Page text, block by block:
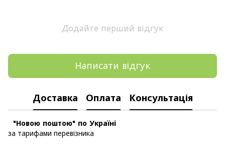
Додайте перший відгук
Написати відгук
Доставка Оплата Консультація
"Новою поштою" по Україні
за тарифами перевізника